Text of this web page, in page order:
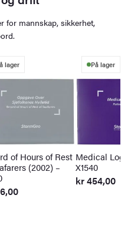
for mannskap, sikkerhet,
lager
of Hours of Rest
(2002) –
På lager
Medical Log
X1540
kr454,00